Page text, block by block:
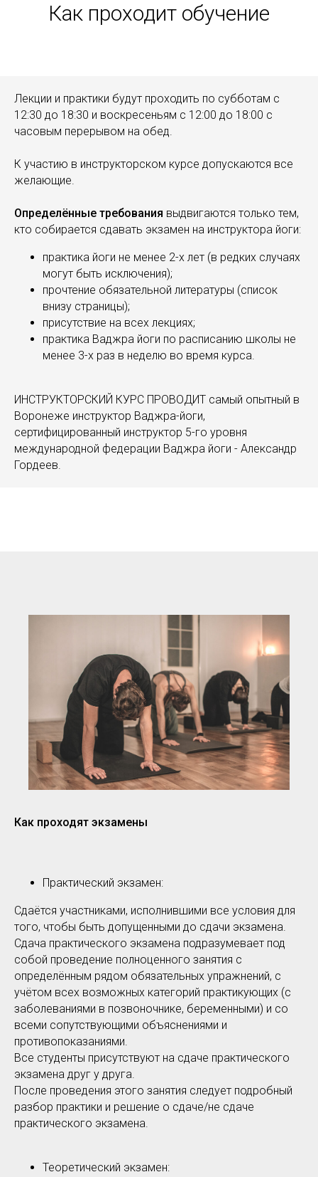
Как проходит обучение
Лекции и практики будут проходить по субботам с
12:30 до 18:30 и воскресеньям с 12:00 до 18:00 с
часовым перерывом на обед.
К участию в инструкторском курсе допускаются все
желающие.
Определённые требования выдвигаются только тем,
кто собирается сдавать экзамен на инструктора йоги:
практика йоги не менее 2-х лет (в редких случаях
могут быть исключения);
прочтение обязательной литературы (список
внизу страницы);
присутствие на всех лекциях;
практика Ваджра йоги по расписанию школы не
менее 3-х раз в неделю во время курса.
ИНСТРУКТОРСКИЙ КУРС ПРОВОДИТ самый опытный в
Воронеже инструктор Ваджра-йоги,
сертифицированный инструктор 5-го уровня
международной федерации Ваджра йоги - Александр
Гордеев.
Как проходят экзамены
Практический экзамен:
Сдаётся участниками, исполнившими все условия для
того, чтобы быть допущенными до сдачи экзамена.
Сдача практического экзамена подразумевает под
собой проведение полноценного занятия с
определённым рядом обязательных упражнений, с
учётом всех возможных категорий практикующих (с
заболеваниями в позвоночнике, беременными) и со
всеми сопутствующими объяснениями и
противопоказаниями.
Все студенты присутствуют на сдаче практического
экзамена друг у друга.
После проведения этого занятия следует подробный
разбор практики и решение о сдаче/не сдаче
практического экзамена.
Теоретический экзамен: